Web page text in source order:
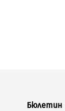
Бюлетин